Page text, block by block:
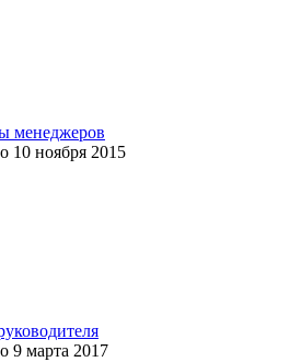
менеджеров
10 ноября 2015
9 марта 2017